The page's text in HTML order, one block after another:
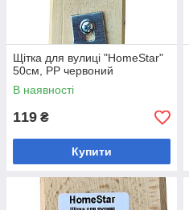
Щітка для вулиці "HomeStar"
50см, PP червоний
В наявності
119 ₴
Купити